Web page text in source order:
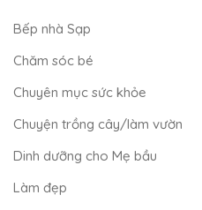
Bếp nhà Sạp
Chăm sóc bé
Chuyên mục sức khỏe
Chuyện trồng cây/làm vườn
Dinh dưỡng cho Mẹ bầu
Làm đẹp